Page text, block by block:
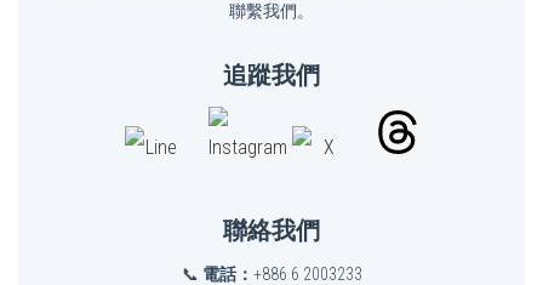
聯繫我們。
追蹤我們
聯絡我們
📞 電話： +886 6 2003233